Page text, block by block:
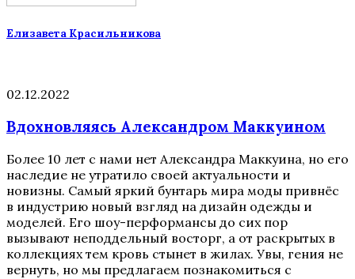
Елизавета Красильникова
02.12.2022
Вдохновляясь Александром Маккуином
Более 10 лет с нами нет Александра Маккуина, но его
наследие не утратило своей актуальности и
новизны. Самый яркий бунтарь мира моды привнёс
в индустрию новый взгляд на дизайн одежды и
моделей. Его шоу-перформансы до сих пор
вызывают неподдельный восторг, а от раскрытых в
коллекциях тем кровь стынет в жилах. Увы, гения не
вернуть, но мы предлагаем познакомиться с